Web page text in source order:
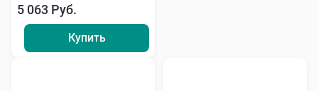
5 063 Руб.
Купить